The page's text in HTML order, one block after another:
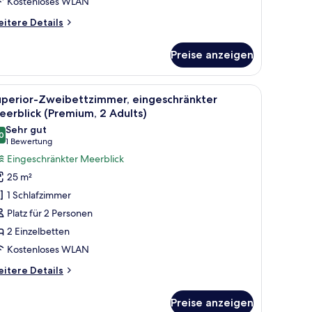
Details
Preise anzeigen
Verdunkelungsvorhänge Ein Hotelzimmer mit zwei Betten, einem
5
Zweibettzimmer, eingeschränkter
(Premium, 2 Adults)
von 10
Sehr gut
1 Bewertung
(1
Bewertung)
Eingeschränkter Meerblick
25 m²
1 Schlafzimmer
Platz für 2 Personen
2 Einzelbetten
Kostenloses WLAN
Details
Preise anzeigen